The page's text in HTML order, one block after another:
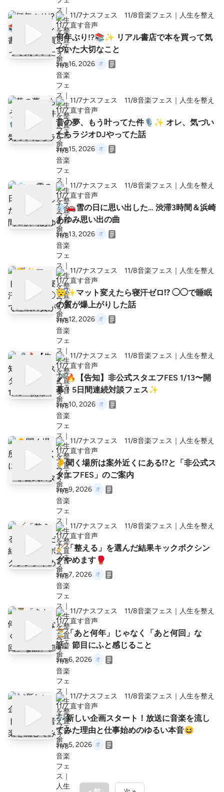
11/7ナスフェス 11/8音楽フェス｜人生を整え
直す音声
何年ぶり!?📚✨ リアル書店で本を買って気
づいた大切なこと
Jan 16, 2026
11/7ナスフェス 11/8音楽フェス｜人生を整え
直す音声
昔の夢、もう叶ってた件🎙️✨ オレ、気づい
たらラジオDJやってた話
Jan 15, 2026
11/7ナスフェス 11/8音楽フェス｜人生を整え
直す音声
❄️🚗雪の日に思い出した… 渋滞3時間＆浜崎
あゆみ思い出の曲
Jan 13, 2026
11/7ナスフェス 11/8音楽フェス｜人生を整え
直す音声
😴✨マット変えたら寝汗ゼロ⁉️ ◯◯で睡眠
の質が爆上がりした話
Jan 12, 2026
11/7ナスフェス 11/8音楽フェス｜人生を整え
直す音声
🎤🔥【告知】非公式スタエフFES 1/13〜開
幕！5日間連続対談フェス✨
Jan 10, 2026
11/7ナスフェス 11/8音楽フェス｜人生を整え
直す音声
👂聞く場所は案外近くにある⁉️と「非公式ス
タエフFES」のご案内
Jan 9, 2026
11/7ナスフェス 11/8音楽フェス｜人生を整え
直す音声
🧹「整える」を選んだ結果キックボクシン
グやめます🥊
Jan 7, 2026
11/7ナスフェス 11/8音楽フェス｜人生を整え
直す音声
⏳「あと何年」じゃなく「あと何回」な
話。節目にふと感じること
Jan 6, 2026
11/7ナスフェス 11/8音楽フェス｜人生を整え
直す音声
🎶新しい企画スタート！放送に音楽を流し
てみた理由と仕事始めのゆるい本音😆
Jan 5, 2026